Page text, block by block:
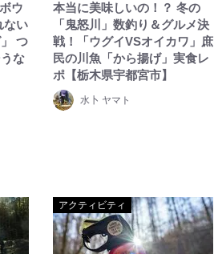
ウ
ない
つ
な
本当に美味しいの！？ 冬の
「鬼怒川」数釣り＆グルメ決
戦！「ウグイVSオイカワ」庶
民の川魚「から揚げ」実食レ
ポ【栃木県宇都宮市】
水卜 ヤマト
アクティビティ